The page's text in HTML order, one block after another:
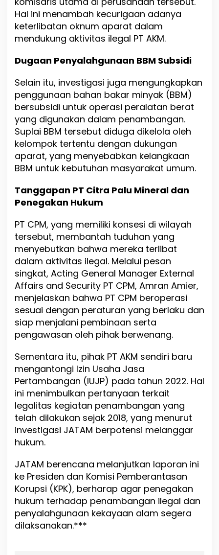
Hal ini menambah kecurigaan adanya
keterlibatan oknum aparat dalam
mendukung aktivitas ilegal PT AKM.
Dugaan Penyalahgunaan BBM Subsidi
Selain itu, investigasi juga mengungkapkan
penggunaan bahan bakar minyak (BBM)
bersubsidi untuk operasi peralatan berat
yang digunakan dalam penambangan.
Suplai BBM tersebut diduga dikelola oleh
kelompok tertentu dengan dukungan
aparat, yang menyebabkan kelangkaan
BBM untuk kebutuhan masyarakat umum.
Tanggapan PT Citra Palu Mineral dan
Penegakan Hukum
PT CPM, yang memiliki konsesi di wilayah
tersebut, membantah tuduhan yang
menyebutkan bahwa mereka terlibat
dalam aktivitas ilegal. Melalui pesan
singkat, Acting General Manager External
Affairs and Security PT CPM, Amran Amier,
menjelaskan bahwa PT CPM beroperasi
sesuai dengan peraturan yang berlaku dan
siap menjalani pembinaan serta
pengawasan oleh pihak berwenang.
Sementara itu, pihak PT AKM sendiri baru
mengantongi Izin Usaha Jasa
Pertambangan (IUJP) pada tahun 2022. Hal
ini menimbulkan pertanyaan terkait
legalitas kegiatan penambangan yang
telah dilakukan sejak 2018, yang menurut
investigasi JATAM berpotensi melanggar
hukum.
JATAM berencana melanjutkan laporan ini
ke Presiden dan Komisi Pemberantasan
Korupsi (KPK), berharap agar penegakan
hukum terhadap penambangan ilegal dan
penyalahgunaan kekayaan alam segera
dilaksanakan.***